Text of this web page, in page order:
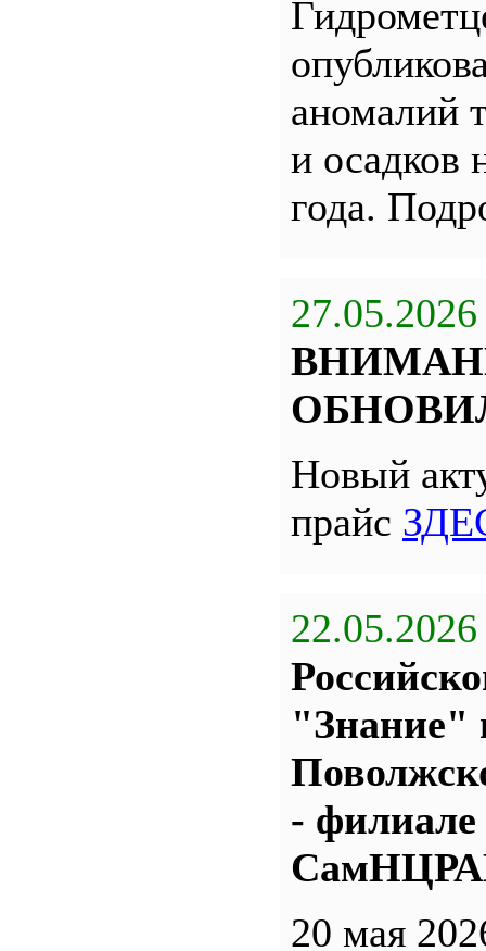
аномалий
и осадков
года.
27.05.2026
Новый
прайс
22.05.2026
"Знание"
- филиале
20 мая